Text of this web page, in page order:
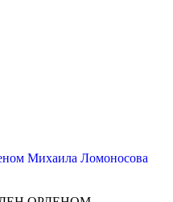
Михаила Ломоносова